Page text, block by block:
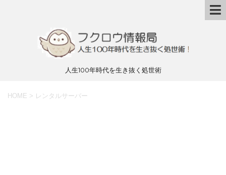
人生100年時代を生き抜く処世術
HOME > レンタルサーバー